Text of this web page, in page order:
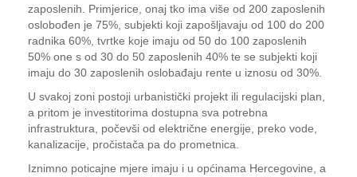
zaposlenih. Primjerice, onaj tko ima više od 200 zaposlenih
oslobođen je 75%, subjekti koji zapošljavaju od 100 do 200
radnika 60%, tvrtke koje imaju od 50 do 100 zaposlenih
50% one s od 30 do 50 zaposlenih 40% te se subjekti koji
imaju do 30 zaposlenih oslobađaju rente u iznosu od 30%.
U svakoj zoni postoji urbanistički projekt ili regulacijski plan,
a pritom je investitorima dostupna sva potrebna
infrastruktura, počevši od električne energije, preko vode,
kanalizacije, pročistača pa do prometnica.
Iznimno poticajne mjere imaju i u općinama Hercegovine, a